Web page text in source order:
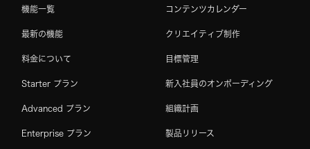
機能一覧
最新の機能
料金について
Starter プラン
Advanced プラン
Enterprise プラン
コンテンツカレンダー
クリエイティブ制作
目標管理
新入社員のオンボーディング
組織計画
製品リリース